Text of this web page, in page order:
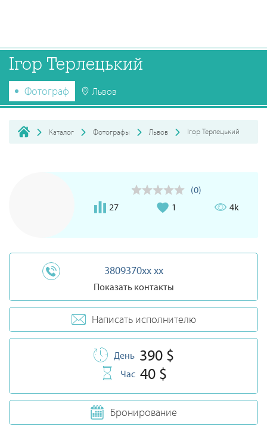
Ігор Терлецький
Фотограф Львов
Каталог Фотографы Львов Ігор Терлецький
(0)
27
1 4k
3809370xx xx
Показать контакты
Написать исполнителю
День 390 $
Час 40 $
Бронирование